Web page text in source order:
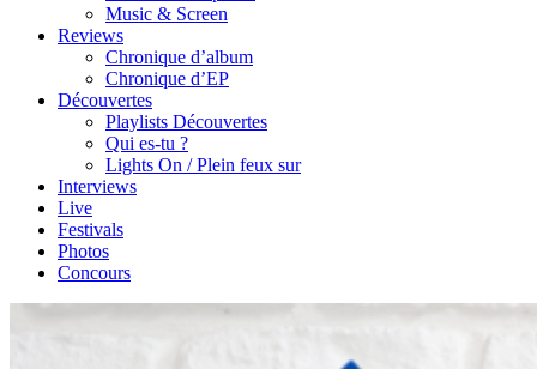
Music & Screen
Reviews
Chronique d’album
Chronique d’EP
Découvertes
Playlists Découvertes
Qui es-tu ?
Lights On / Plein feux sur
Interviews
Live
Festivals
Photos
Concours